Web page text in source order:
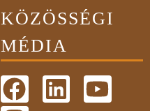
KÖZÖSSÉGI
MÉDIA